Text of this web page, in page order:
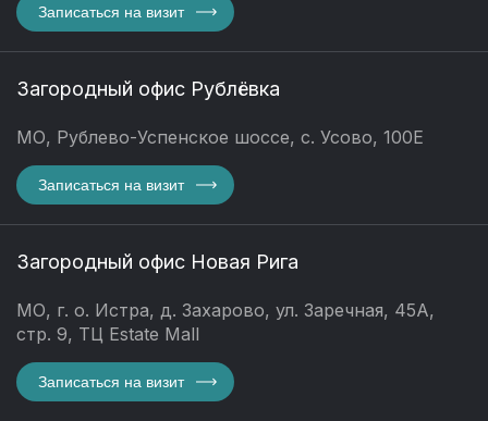
Записаться на визит
Загородный офис Рублёвка
МО, Рублево-Успенское шоссе, с. Усово, 100Е
Записаться на визит
Загородный офис Новая Рига
МО, г. о. Истра, д. Захарово, ул. Заречная, 45А,
стр. 9, ТЦ Estate Mall
Записаться на визит